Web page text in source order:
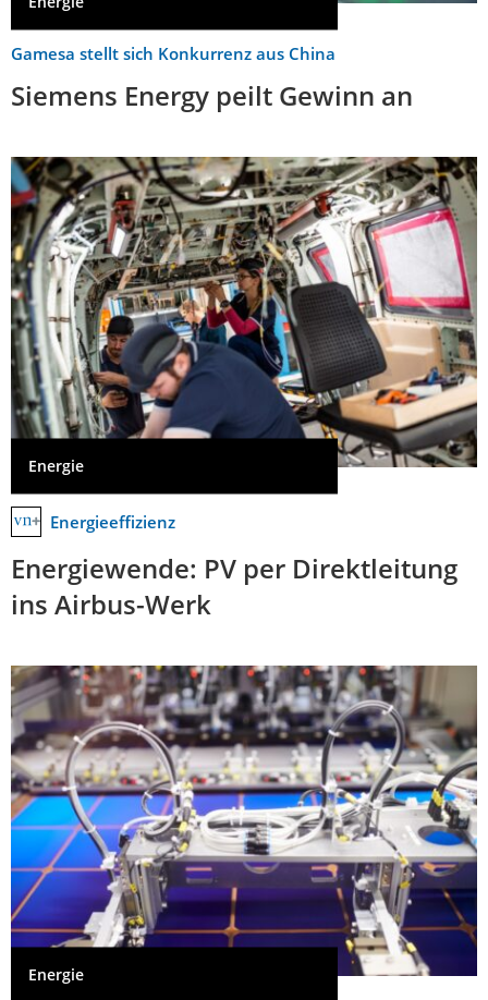
Gamesa stellt sich Konkurrenz aus China
Siemens Energy peilt Gewinn an
Energie
Energieeffizienz
Energiewende: PV per Direktleitung
ins Airbus-Werk
Energie